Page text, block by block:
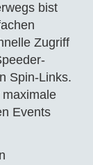
bist
Zugriff
Spin-Links.
Events